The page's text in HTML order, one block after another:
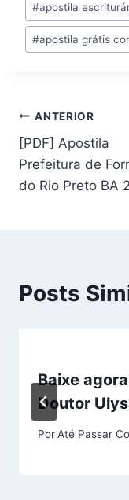
#apostila
#apostila grátis
Navegação
de
Post
ANTERIOR
[PDF] Apostila
Prefeitura de
do Rio Preto BA
Posts
Baixe
Doutor
PorAté Passar